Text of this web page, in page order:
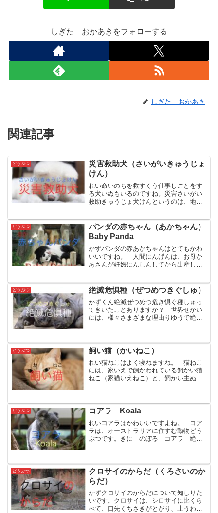
しぎた おかあきをフォローする
しぎた おかあき
関連記事
どうぶつ
災害救助犬（さいがいきゅうじょ
けん）
れい命いのちを救すくう仕事しごとをす
る犬いぬもいるのですね。災害さいがい
救助きゅうじょ犬けんというのは、地震
さいがいが起おこったときに活躍かつや
くする犬いぬです。さいが...
どうぶつ
パンダの赤ちゃん（あかちゃん）
Baby Panda
かずパンダの赤あかちゃんはとてもかわ
いいですね。 人間にんげんは、お母か
あさんが妊娠にんしんしてから出産しゅ
してから出産しゅっさんするまで95日に
ちから160日にち...
どうぶつ 絶滅危惧種（ぜつめつきぐしゅ）
かずくん絶滅ぜつめつ危き惧ぐ種しゅっ
てきいたことありますか？ 世界せかい
には、様々さまざまな理由りゆうで絶滅
す。「絶滅ぜつめつ危き惧ぐ種しゅ」と
いう言葉ことばがあります...
どうぶつ 飼い猫（かいねこ）
れい猫ねこはよく寝ねますね。 猫ねこ
には、家いえで飼かわれている飼かい猫
ねこ（家猫いえねこ）と、飼かい主ぬし
りも飼かい主ぬしのいない...
どうぶつ コアラ Koala
れいコアラはかわいいですよね。 コア
ラは、オーストラリアに住すむ動物どう
ぶつです。きに のぼる コアラ 絶滅
なかにある袋ふくろに入い...
どうぶつ
クロサイのからだ（くろさいのか
らだ）
かずクロサイのからだについて知しりた
いです。クロサイは、シロサイに比くら
べて、口先くちさきがとがり、上うわ唇